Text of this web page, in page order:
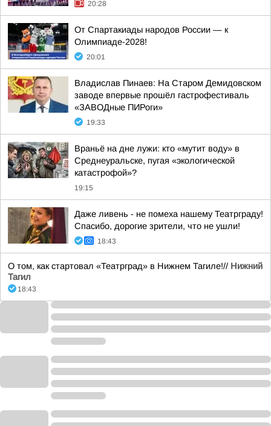
20:28
От Спартакиады народов России — к
Олимпиаде-2028!
20:01
Владислав Пинаев: На Старом Демидовском
заводе впервые прошёл гастрофестиваль
«ЗАВОДные ПИРоги»
19:33
Враньё на дне лужи: кто «мутит воду» в
Среднеуральске, пугая «экологической
катастрофой»?
19:15
Даже ливень - не помеха нашему Театрграду!
Спасибо, дорогие зрители, что не ушли!
18:43
О том, как стартовал «Театрград» в Нижнем Тагиле!// Нижний
Тагил
18:43